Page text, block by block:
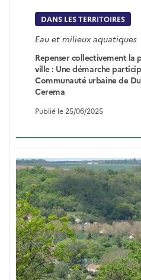
DANS LES TERRITOIRES
Eau et milieux aquatiques
Repenser collectivement la
ville : Une démarche
Communauté urbaine de
Cerema
Publié le 25/06/2025